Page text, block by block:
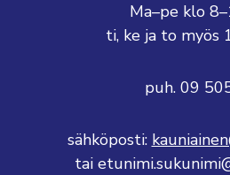
Ma–pe klo
ti, ke ja to myös
puh. 09
sähköposti:
tai